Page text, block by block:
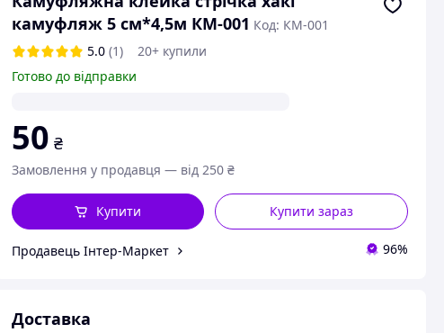
камуфляж 5 см*4,5м КМ-001 Код: КМ-001
5.0 (1)
20+ купили
Готово до відправки
50 ₴
Замовлення у продавця — від 250 ₴
Купити зараз
Купити
Продавець Інтер-Маркет 96%
Доставка